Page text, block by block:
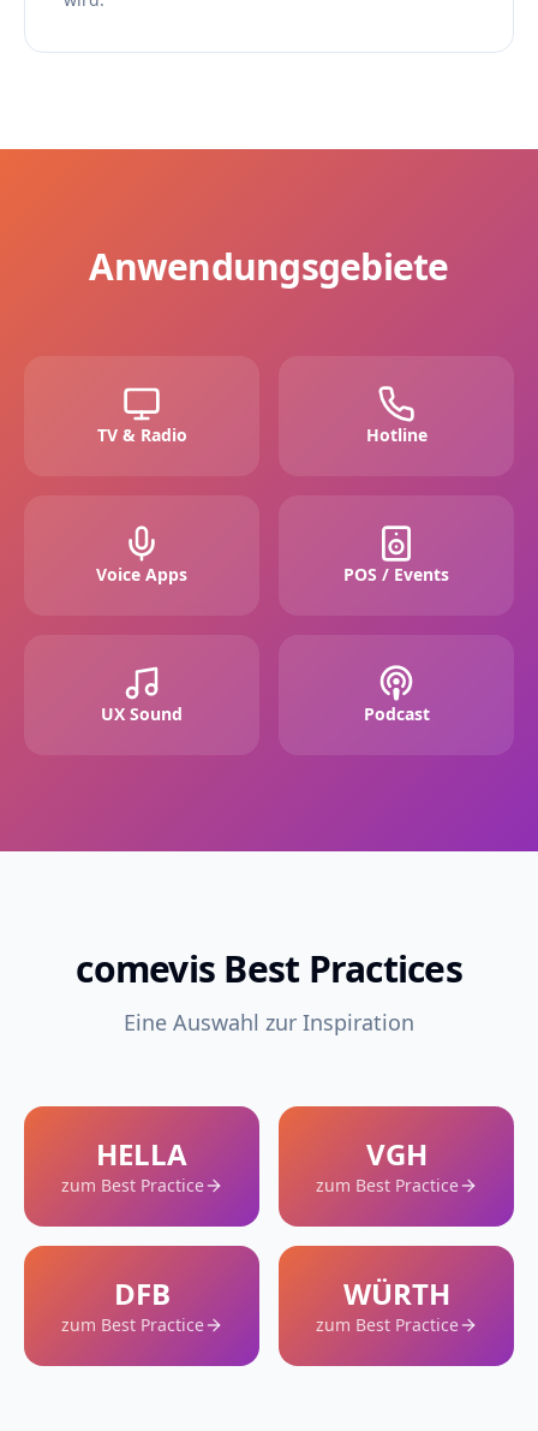
Anwendungsgebiete
TV & Radio Hotline
Voice Apps POS / Events
UX Sound Podcast
comevis Best Practices
Eine Auswahl zur Inspiration
HELLA
zum Best Practice
VGH
zum Best Practice
DFB
zum Best Practice
WÜRTH
zum Best Practice